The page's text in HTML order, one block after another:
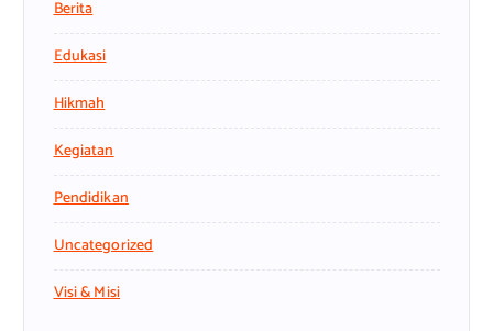
Berita
Edukasi
Hikmah
Kegiatan
Pendidikan
Uncategorized
Visi & Misi